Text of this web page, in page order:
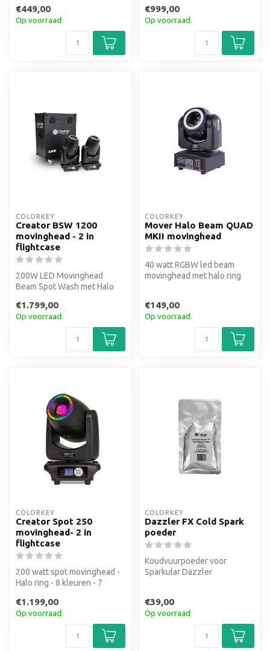
€449,00
Op voorraad
€999,00
Op voorraad
COLORKEY
Creator BSW 1200
movinghead - 2 in
flightcase
200W LED Movinghead
Beam Spot Wash met Halo
€1.799,00
Op voorraad
COLORKEY
Mover Halo Beam QUAD
MKII movinghead
40 watt RGBW led beam
movinghead met halo ring
€149,00
Op voorraad
COLORKEY
Creator Spot 250
movinghead- 2 in
flightcase
200 watt spot movinghead -
Halo ring - 8 kleuren - 7
gobo's...
€1.199,00
Op voorraad
COLORKEY
Dazzler FX Cold Spark
poeder
Koudvuurpoeder voor
Sparkular Dazzler
€39,00
Op voorraad